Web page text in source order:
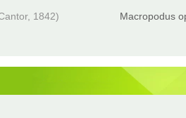
1842) Macropodus